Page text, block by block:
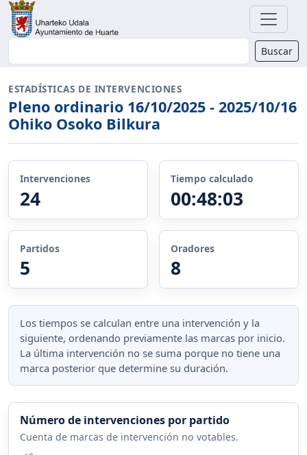
Buscador Buscar
ESTADÍSTICAS DE INTERVENCIONES
Pleno ordinario 16/10/2025 - 2025/10/16
Ohiko Osoko Bilkura
Intervenciones
24
Tiempo calculado
00:48:03
Partidos
5
Oradores
8
Los tiempos se calculan entre una intervención y la
siguiente, ordenando previamente las marcas por inicio.
La última intervención no se suma porque no tiene una
marca posterior que determine su duración.
Número de intervenciones por partido
Cuenta de marcas de intervención no votables.